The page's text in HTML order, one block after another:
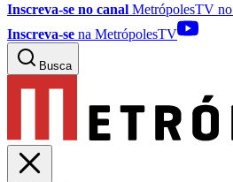
Inscreva-se no canal MetrópolesTV no
Inscreva-se na MetrópolesTV
Busca